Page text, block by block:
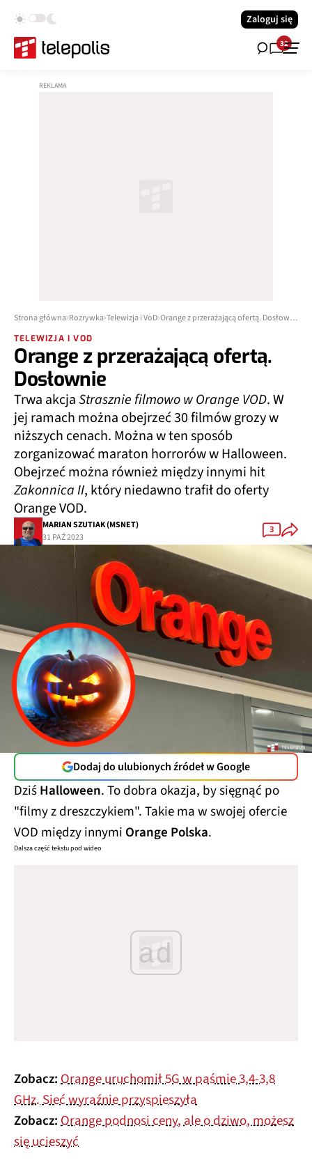
Zaloguj się
32
Strona główna Rozrywka Telewizja i VoD
TELEWIZJA I VOD
Orange z przerażającą ofertą.
Dosłownie
Trwa akcjaStrasznie filmowo w Orange VOD. W
jej ramach można obejrzeć 30 filmów grozy w
niższych cenach. Można w ten sposób
zorganizować maraton horrorów w Halloween.
Obejrzeć można również między innymi hit
Zakonnica II, który niedawno trafił do oferty
Orange VOD.
MARIAN SZUTIAK (MSNET)
31 PAŹ 2023
3
Dodaj do ulubionych źródeł w Google
DziśHalloween. To dobra okazja, by sięgnąć po
"filmy z dreszczykiem". Takie ma w swojej ofercie
VOD między innymi Orange Polska.
Dalsza część tekstu pod wideo
ad
Zobacz: Orange uruchomił 5G w paśmie 3,4-3,8
GHz. Sieć wyraźnie przyspieszyła
Zobacz: Orange podnosi ceny, ale o dziwo, możesz
się ucieszyć